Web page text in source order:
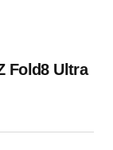
Fold8 Ultra